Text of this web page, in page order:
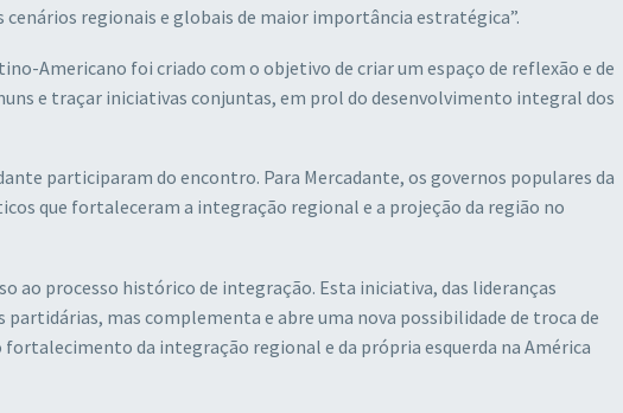
regionais e globais de maior importância estratégica”.
Americano foi criado com o objetivo de criar um espaço de reflexão e de
e traçar iniciativas conjuntas, em prol do desenvolvimento integral dos
participaram do encontro. Para Mercadante, os governos populares da
que fortaleceram a integração regional e a projeção da região no
ao processo histórico de integração. Esta iniciativa, das lideranças
mas complementa e abre uma nova possibilidade de troca de
da integração regional e da própria esquerda na América